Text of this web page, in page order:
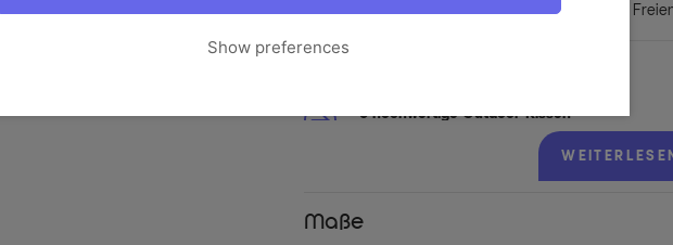
Familien, Loungesets oder gesellige Runden im
6 hochwertige Outdoor-Kissen
Perfekt aufeinander abgestimmtes Set aus 6
Gartensitzgruppen oder mehrere Relaxliegen.
Dank PA-Beschichtung perlt Wasser zuverlässig
Pflegeleicht und waschbar
Die Kissen lassen sich einfach abwischen oder
WEITERLESEN
Maße
Show preferences